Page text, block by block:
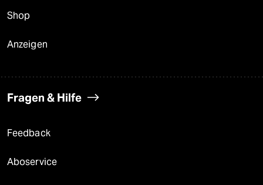
Shop
Anzeigen
Fragen & Hilfe
Feedback
Aboservice